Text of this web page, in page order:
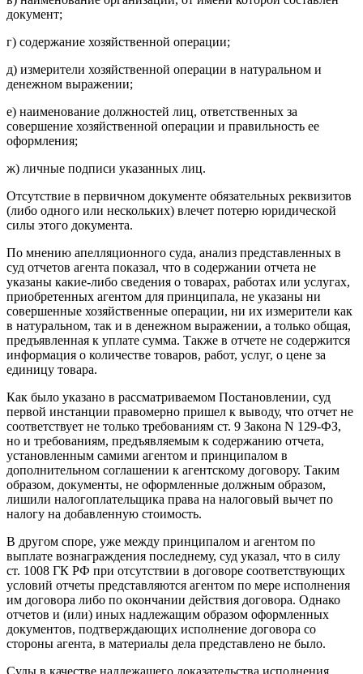
документ;
г) содержание хозяйственной операции;
д) измерители хозяйственной операции в натуральном и
денежном выражении;
е) наименование должностей лиц, ответственных за
совершение хозяйственной операции и правильность ее
оформления;
ж) личные подписи указанных лиц.
Отсутствие в первичном документе обязательных реквизитов
(либо одного или нескольких) влечет потерю юридической
силы этого документа.
По мнению апелляционного суда, анализ представленных в
суд отчетов агента показал, что в содержании отчета не
указаны какие-либо сведения о товарах, работах или услугах,
приобретенных агентом для принципала, не указаны ни
совершенные хозяйственные операции, ни их измерители как
в натуральном, так и в денежном выражении, а только общая,
предъявленная к уплате сумма. Также в отчете не содержится
информация о количестве товаров, работ, услуг, о цене за
единицу товара.
Как было указано в рассматриваемом Постановлении, суд
первой инстанции правомерно пришел к выводу, что отчет не
соответствует не только требованиям ст. 9 Закона N 129-ФЗ,
но и требованиям, предъявляемым к содержанию отчета,
установленным самими агентом и принципалом в
дополнительном соглашении к агентскому договору. Таким
образом, документы, не оформленные должным образом,
лишили налогоплательщика права на налоговый вычет по
налогу на добавленную стоимость.
В другом споре, уже между принципалом и агентом по
выплате вознаграждения последнему, суд указал, что в силу
ст. 1008 ГК РФ при отсутствии в договоре соответствующих
условий отчеты представляются агентом по мере исполнения
им договора либо по окончании действия договора. Однако
отчетов и (или) иных надлежащим образом оформленных
документов, подтверждающих исполнение договора со
стороны агента, в материалы дела представлено не было.
Суды в качестве надлежащего доказательства исполнения